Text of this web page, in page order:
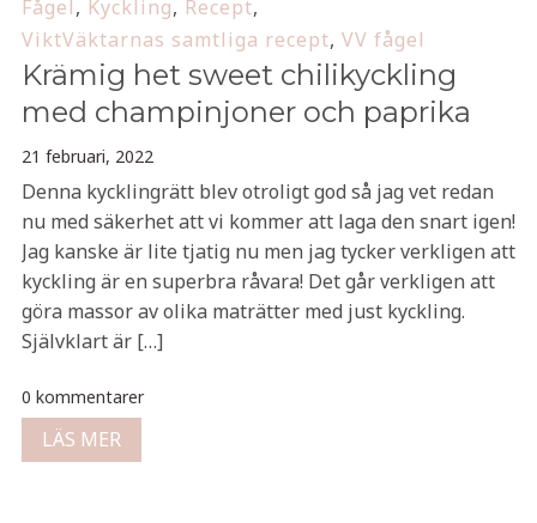
Fågel , Kyckling, Recept,
ViktVäktarnas samtliga recept, VV fågel
Krämig het sweet chilikyckling
med champinjoner och paprika
21 februari, 2022
Denna kycklingrätt blev otroligt god så jag vet redan
nu med säkerhet att vi kommer att laga den snart igen!
Jag kanske är lite tjatig nu men jag tycker verkligen att
kyckling är en superbra råvara! Det går verkligen att
göra massor av olika maträtter med just kyckling.
Självklart är […]
0 kommentarer
LÄS MER